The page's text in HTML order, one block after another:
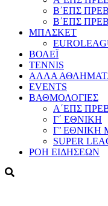
Β΄ΕΠΣ
Β΄ΕΠΣ
ΜΠΑΣΚΕΤ
ΒΟΛΕΪ
TENNIS
ΑΛΛΑ
EVENTS
ΒΑΘΜΟΛΟΓΙΕΣ
Α΄ΕΠΣ
Γ΄ ΕΘΝΙΚΗ
Γ’
SUPER
ΡΟΗ ΕΙΔΗΣΕΩΝ